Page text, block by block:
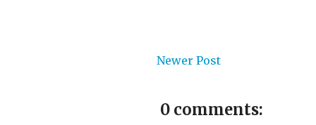
Newer Post
0 comments: